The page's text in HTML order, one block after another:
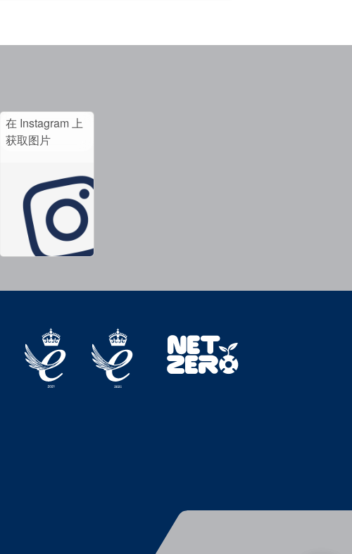
在 Instagram 上
获取图片